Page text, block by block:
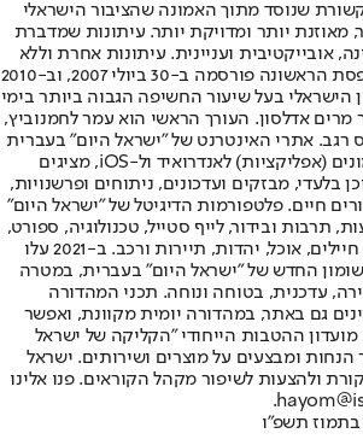
שנוסד מתוך האמונה שהציבור הישראלי
מאוזנת יותר ומדויקת יותר. עיתונות שמדברת
אובייקטיבית ועניינית. עיתונות אחרת וללא
תשלום. המהדורה המודפסת הראשונה פורסמה ב-30 ביולי 2007, וב-2010
הישראלי בעל שיעור החשיפה הגבוה ביותר בימי
מרים אדלסון. העורך הראשי הוא עמר לחמנוביץ,
רגב. אתרי האינטרנט של "ישראל היום" בעברית
ובאנגלית, כמו כן היישומונים (אפליקציות) לאנדרואיד ול-iOS, מציגים
בלעדי, מבזקים ועדכונים, ניתוחים ופרשנויות,
חיים. פלטפורמות הדיגיטל של "ישראל היום"
תרבות ובידור, לייף סטייל, טכנולוגיה, ספורט,
כלכלה וצרכנות, בריאות, חיילים, אוכל, יהדות, תיירות ורכב. ב-2021 עלו
החדש של "ישראל היום" בעברית, במטרה
עדכנית, בטוחה ונוחה. תכני המהדורה
גם באתר, במהדורה יומית מקוונת, ואפשר
מועדון ההטבות הייחודי "הקליקה של ישראל
הנחות ומבצעים על מוצרים ושירותים. ישראל
ולהצעות לשיפור מקהל הקוראים. פנו אלינו
בתמוז תשפ"ו